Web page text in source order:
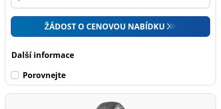
ŽÁDOST O CENOVOU NABÍDKU
Další informace
Porovnejte